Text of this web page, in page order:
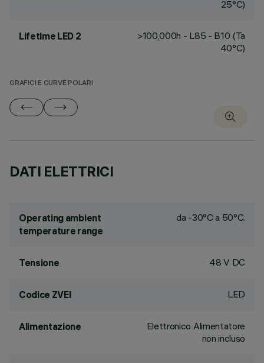
25°C)
Lifetime LED 2
>100,000h - L85 - B10 (Ta
40°C)
GRAFICI E CURVE POLARI
DATI ELETTRICI
Operating ambient
temperature range
da -30°C a 50°C.
Tensione 48 V DC
Codice ZVEI LED
Alimentazione
Elettronico Alimentatore
non incluso